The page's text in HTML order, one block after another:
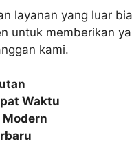
layanan yang luar
untuk memberikan
kami.
Waktu